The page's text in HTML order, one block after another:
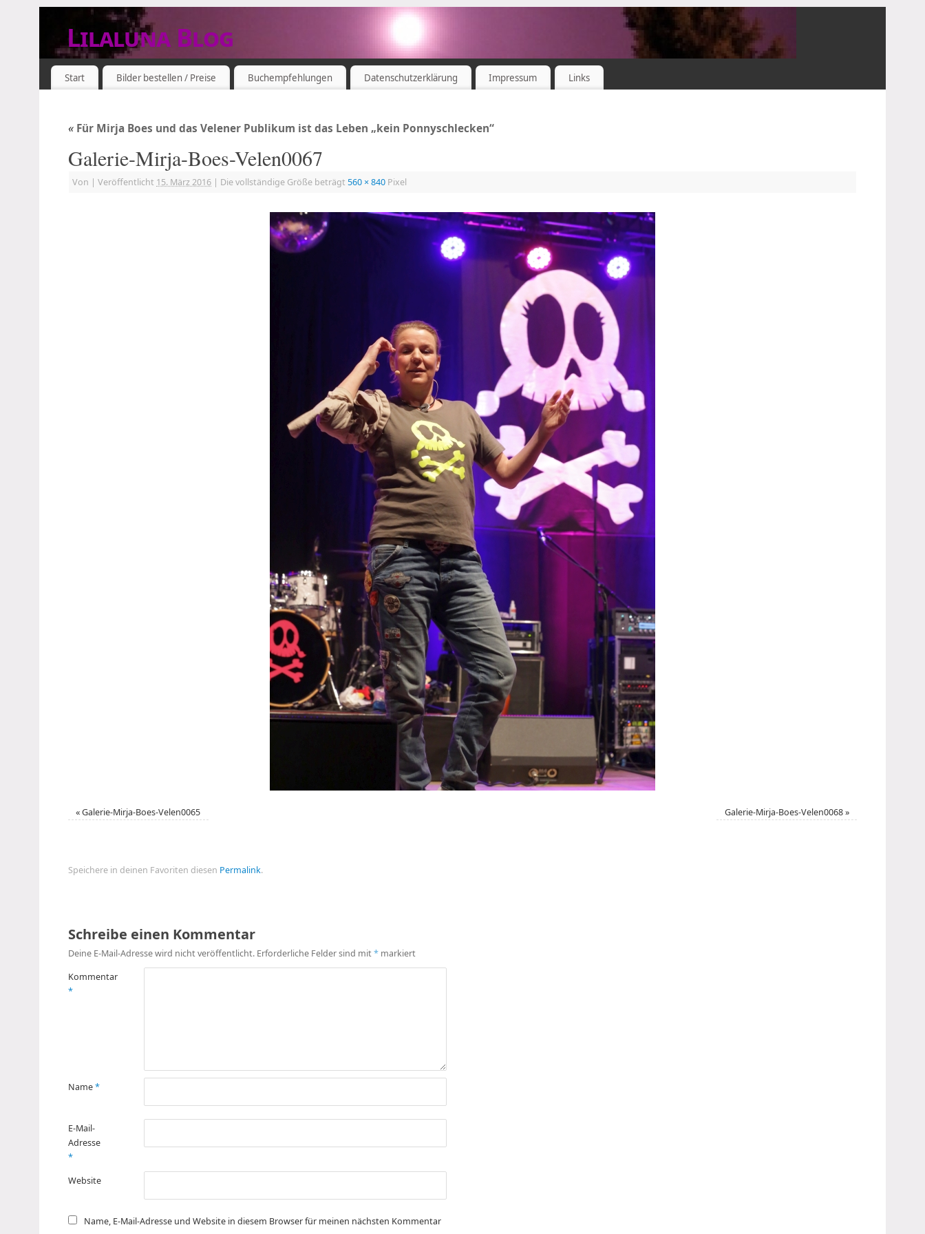
Lilaluna Blog
DAS JETZT IST SCHON VERGANGENHEIT
Start Bilder bestellen / Preise Buchempfehlungen Datenschutzerklärung Impressum Links
« Für Mirja Boes und das Velener Publikum ist das Leben „kein Ponnyschlecken“
Galerie-Mirja-Boes-Velen0067
Von | Veröffentlicht 15. März 2016 | Die vollständige Größe beträgt 560 × 840 Pixel
«Galerie-Mirja-Boes-Velen0065 Galerie-Mirja-Boes-Velen0068»
Speichere in deinen Favoriten diesen Permalink.
Schreibe einen Kommentar
Deine E-Mail-Adresse wird nicht veröffentlicht. Erforderliche Felder sind mit* markiert
Kommentar
*
Name*
E-Mail-
Adresse
*
Website
Name, E-Mail-Adresse und Website in diesem Browser für meinen nächsten Kommentar